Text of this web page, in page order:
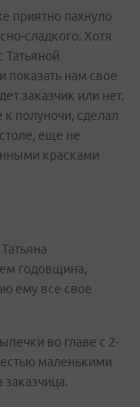
приятно пахнуло
сладкого. Хотя
Татьяной
показать нам свое
заказчик или нет.
к полуночи, сделал
еще не
красками
годовщина,
ему все свое
во главе с 2-
маленькими